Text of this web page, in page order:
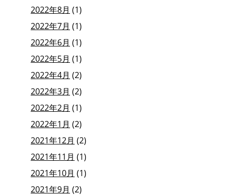
2022年8月 (1)
2022年7月 (1)
2022年6月 (1)
2022年5月 (1)
2022年4月 (2)
2022年3月 (2)
2022年2月 (1)
2022年1月 (2)
2021年12月 (2)
2021年11月 (1)
2021年10月 (1)
2021年9月 (2)